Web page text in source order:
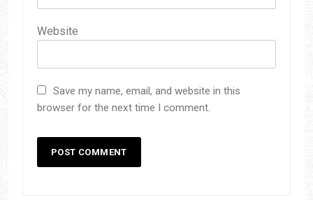
Website
Save my name, email, and website in this
browser for the next time I comment.